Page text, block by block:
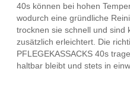
40s können bei hohen
wodurch eine gründliche
trocknen sie schnell und sind
zusätzlich erleichtert. Die
PFLEGEKASSACKS 40s
haltbar bleibt und stets in